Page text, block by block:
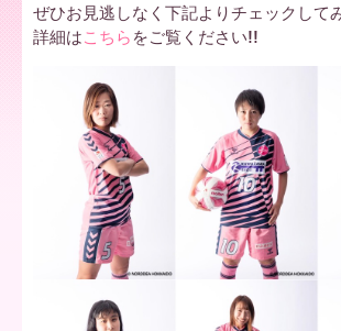
ィ
ー
ア
北
ぜひお見逃しなく下記よりチェックして
詳細はこちら をご覧ください!!